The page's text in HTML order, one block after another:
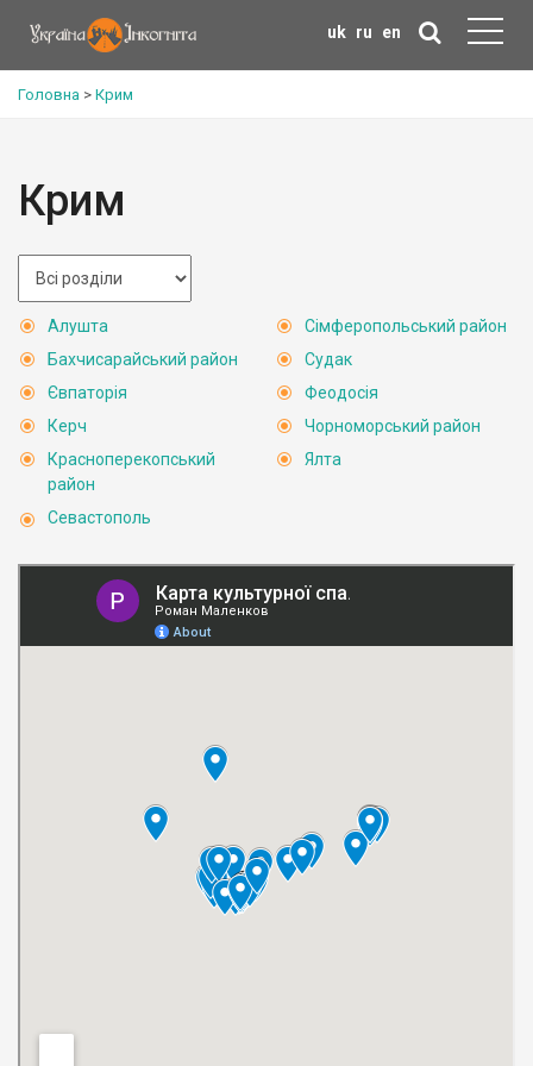
uk ru en
Головна > Крим
Крим
Алушта
Бахчисарайський район
Євпаторія
Керч
Красноперекопський
район
Севастополь
Сімферопольський район
Судак
Феодосія
Чорноморський район
Ялта